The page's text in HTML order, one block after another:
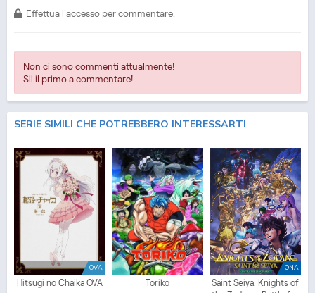
Effettua l'accesso per commentare.
Non ci sono commenti attualmente!
Sii il primo a commentare!
SERIE SIMILI CHE POTREBBERO INTERESSARTI
OVA
Hitsugi no Chaika OVA Toriko
ONA
Saint Seiya: Knights of